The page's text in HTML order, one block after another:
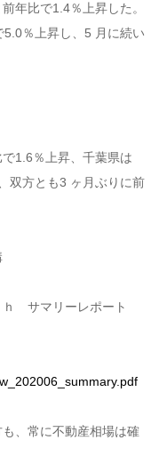
年比で1.4％上昇した。
％上昇し、5 月に続い
1.6％上昇、千葉県は
双方とも3 ヶ月ぶりに前
ｈ サマリーレポート
、常に不動産相場は確